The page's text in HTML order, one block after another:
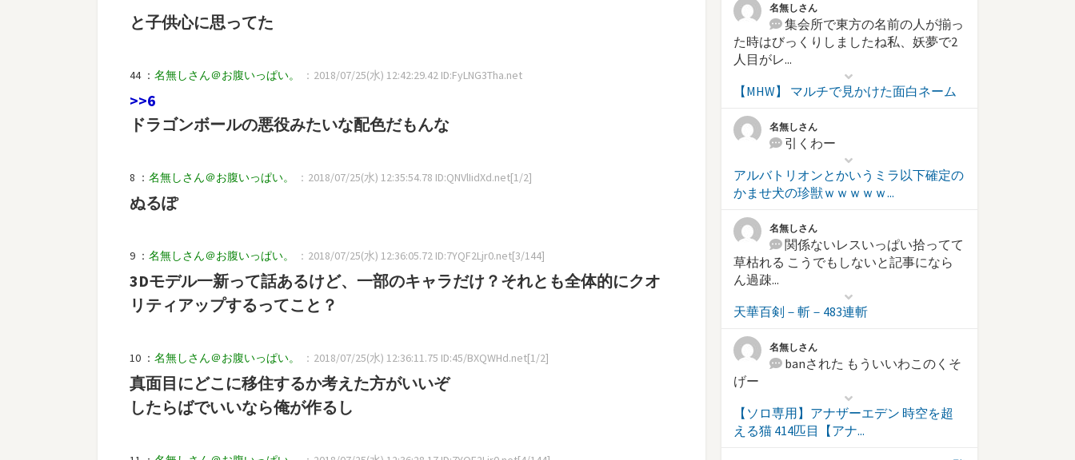
と子供心に思ってた
44 ： 名無しさん＠お腹いっぱい。 ：2018/07/25(水) 12:42:29.42 ID:FyLNG3Tha.net
>>6
ドラゴンボールの悪役みたいな配色だもんな
8 ： 名無しさん＠お腹いっぱい。 ：2018/07/25(水) 12:35:54.78 ID:QNVlIidXd.net[1/2]
ぬるぽ
9 ： 名無しさん＠お腹いっぱい。 ：2018/07/25(水) 12:36:05.72 ID:7YQF2Ljr0.net[3/144]
3Dモデル一新って話あるけど、一部のキャラだけ？それとも全体的にクオ
リティアップするってこと？
10 ： 名無しさん＠お腹いっぱい。 ：2018/07/25(水) 12:36:11.75 ID:45/BXQWHd.net[1/2]
真面目にどこに移住するか考えた方がいいぞ
したらばでいいなら俺が作るし
名無しさん
集会所で東方の名前の人が揃っ
た時はびっくりしましたね私、妖夢で2
人目がレ...
【MHW】 マルチで見かけた面白ネーム
名無しさん
引くわー
アルバトリオンとかいうミラ以下確定の
かませ犬の珍獣ｗｗｗｗｗ...
名無しさん
関係ないレスいっぱい拾ってて
草枯れる こうでもしないと記事になら
ん過疎...
天華百剣－斬－483連斬
名無しさん
banされた もういいわこのくそ
げー
【ソロ専用】アナザーエデン 時空を超
える猫 414匹目【アナ...